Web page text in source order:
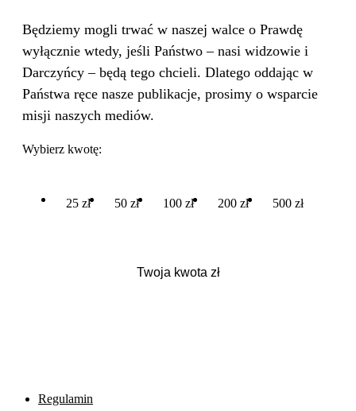
Będziemy mogli trwać w naszej walce o Prawdę
wyłącznie wtedy, jeśli Państwo – nasi widzowie i
Darczyńcy – będą tego chcieli. Dlatego oddając w
Państwa ręce nasze publikacje, prosimy o wsparcie
misji naszych mediów.
Wybierz kwotę:
25 zł 50 zł 100 zł 200 zł 500 zł
Regulamin